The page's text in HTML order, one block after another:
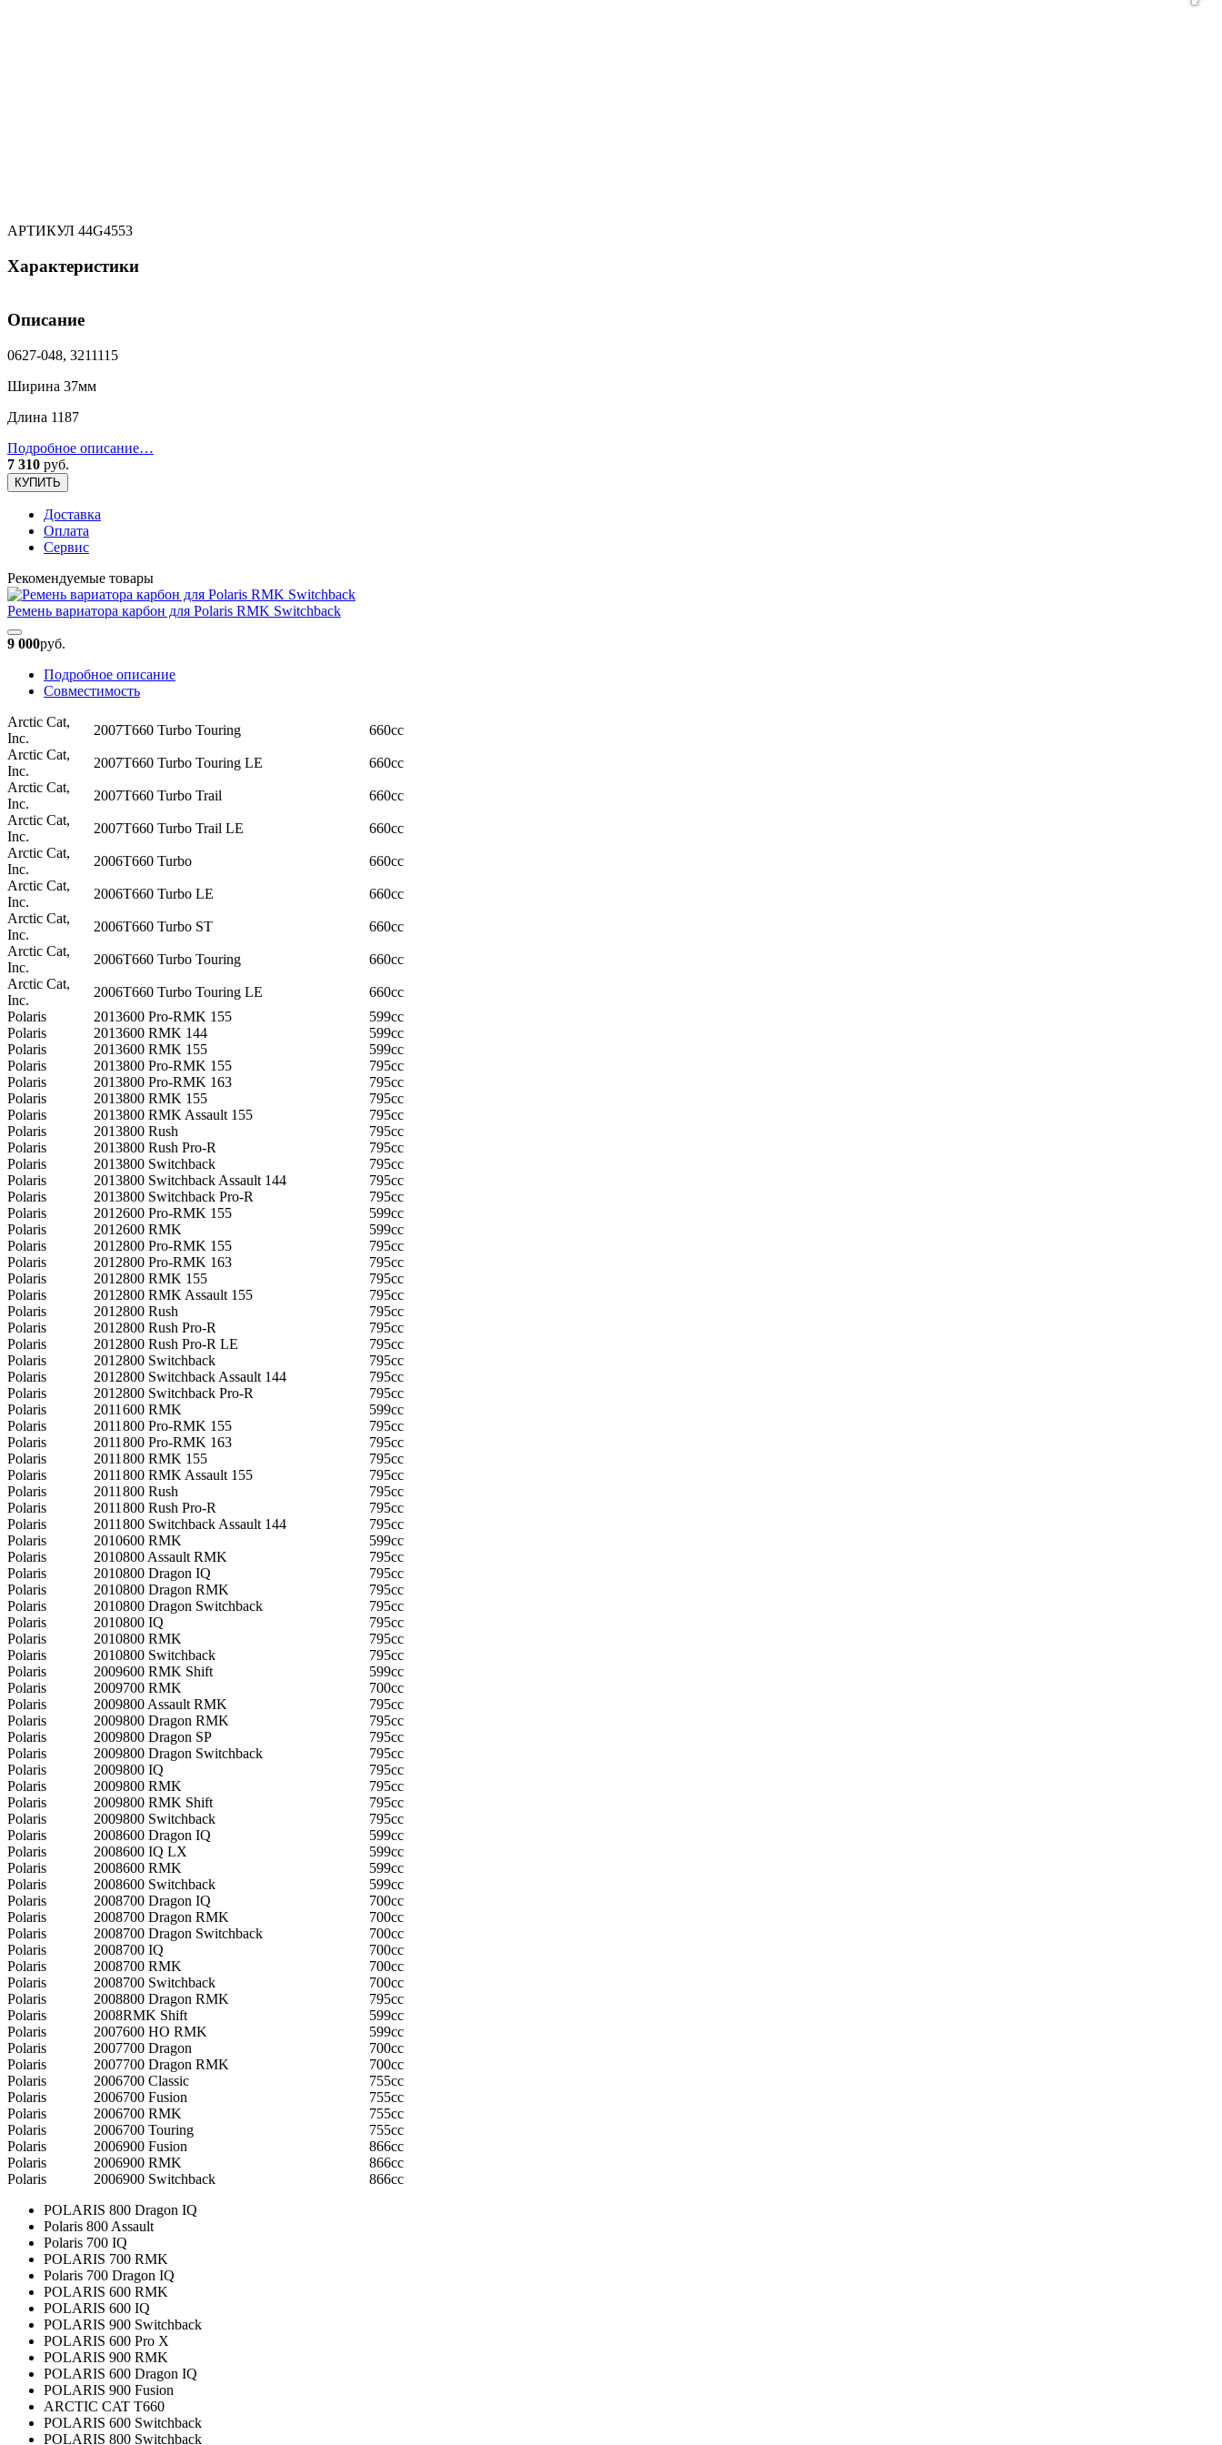
АРТИКУЛ 44G4553
Характеристики
Описание
0627-048, 3211115
Ширина 37мм
Длина 1187
Подробное описание…
7 310 руб.
КУПИТЬ
Доставка
Оплата
Сервис
Рекомендуемые товары
Ремень вариатора карбон для Polaris RMK Switchback
9 000руб.
Подробное описание
Совместимость
Arctic Cat,
Inc.
2007T660 Turbo Touring
660cc
Arctic Cat,
Inc.
2007T660 Turbo Touring LE
660cc
Arctic Cat,
Inc.
2007T660 Turbo Trail
660cc
Arctic Cat,
Inc.
2007T660 Turbo Trail LE
660cc
Arctic Cat,
Inc.
2006T660 Turbo
660cc
Arctic Cat,
Inc.
2006T660 Turbo LE
660cc
Arctic Cat,
Inc.
2006T660 Turbo ST
660cc
Arctic Cat,
Inc.
2006T660 Turbo Touring
660cc
Arctic Cat,
Inc.
2006T660 Turbo Touring LE
660cc
Polaris
2013600 Pro-RMK 155
599cc
Polaris
2013600 RMK 144
599cc
Polaris
2013600 RMK 155
599cc
Polaris
2013800 Pro-RMK 155
795cc
Polaris
2013800 Pro-RMK 163
795cc
Polaris
2013800 RMK 155
795cc
Polaris
2013800 RMK Assault 155
795cc
Polaris
2013800 Rush
795cc
Polaris
2013800 Rush Pro-R
795cc
Polaris
2013800 Switchback
795cc
Polaris
2013800 Switchback Assault 144
795cc
Polaris
2013800 Switchback Pro-R
795cc
Polaris
2012600 Pro-RMK 155
599cc
Polaris
2012600 RMK
599cc
Polaris
2012800 Pro-RMK 155
795cc
Polaris
2012800 Pro-RMK 163
795cc
Polaris
2012800 RMK 155
795cc
Polaris
2012800 RMK Assault 155
795cc
Polaris
2012800 Rush
795cc
Polaris
2012800 Rush Pro-R
795cc
Polaris
2012800 Rush Pro-R LE
795cc
Polaris
2012800 Switchback
795cc
Polaris
2012800 Switchback Assault 144
795cc
Polaris
2012800 Switchback Pro-R
795cc
Polaris
2011 600 RMK
599cc
Polaris
2011 800 Pro-RMK 155
795cc
Polaris
2011 800 Pro-RMK 163
795cc
Polaris
2011 800 RMK 155
795cc
Polaris
2011 800 RMK Assault 155
795cc
Polaris
2011 800 Rush
795cc
Polaris
2011 800 Rush Pro-R
795cc
Polaris
2011 800 Switchback Assault 144
795cc
Polaris
2010600 RMK
599cc
Polaris
2010800 Assault RMK
795cc
Polaris
2010800 Dragon IQ
795cc
Polaris
2010800 Dragon RMK
795cc
Polaris
2010800 Dragon Switchback
795cc
Polaris
2010800 IQ
795cc
Polaris
2010800 RMK
795cc
Polaris
2010800 Switchback
795cc
Polaris
2009600 RMK Shift
599cc
Polaris
2009700 RMK
700cc
Polaris
2009800 Assault RMK
795cc
Polaris
2009800 Dragon RMK
795cc
Polaris
2009800 Dragon SP
795cc
Polaris
2009800 Dragon Switchback
795cc
Polaris
2009800 IQ
795cc
Polaris
2009800 RMK
795cc
Polaris
2009800 RMK Shift
795cc
Polaris
2009800 Switchback
795cc
Polaris
2008600 Dragon IQ
599cc
Polaris
2008600 IQ LX
599cc
Polaris
2008600 RMK
599cc
Polaris
2008600 Switchback
599cc
Polaris
2008700 Dragon IQ
700cc
Polaris
2008700 Dragon RMK
700cc
Polaris
2008700 Dragon Switchback
700cc
Polaris
2008700 IQ
700cc
Polaris
2008700 RMK
700cc
Polaris
2008700 Switchback
700cc
Polaris
2008800 Dragon RMK
795cc
Polaris
2008RMK Shift
599cc
Polaris
2007600 HO RMK
599cc
Polaris
2007700 Dragon
700cc
Polaris
2007700 Dragon RMK
700cc
Polaris
2006700 Classic
755cc
Polaris
2006700 Fusion
755cc
Polaris
2006700 RMK
755cc
Polaris
2006700 Touring
755cc
Polaris
2006900 Fusion
866cc
Polaris
2006900 RMK
866cc
Polaris
2006900 Switchback
866cc
POLARIS 800 Dragon IQ
Polaris 800 Assault
Polaris 700 IQ
POLARIS 700 RMK
Polaris 700 Dragon IQ
POLARIS 600 RMK
POLARIS 600 IQ
POLARIS 900 Switchback
POLARIS 600 Pro X
POLARIS 900 RMK
POLARIS 600 Dragon IQ
POLARIS 900 Fusion
ARCTIC CAT T660
POLARIS 600 Switchback
POLARIS 800 Switchback